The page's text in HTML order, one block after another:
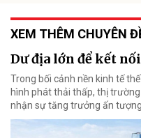
XEM THÊM CHUYÊN
Dư địa lớn để kết
Trong bối cảnh nền kinh tế
hình phát thải thấp, thị
nhận sự tăng trưởng ấn tượng.